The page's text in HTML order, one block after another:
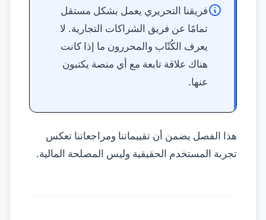
فريقنا التحريري يعمل بشكل مستقل
تمامًا عن فريق الشراكات التجارية. لا
يعرف الكُتّاب والمحررون ما إذا كانت
هناك علاقة تابعة مع أي منصة يكتبون
عنها.
هذا الفصل يضمن أن تقييماتنا ومراجعاتنا تعكس
تجربة المستخدم الحقيقية وليس المصلحة المالية.